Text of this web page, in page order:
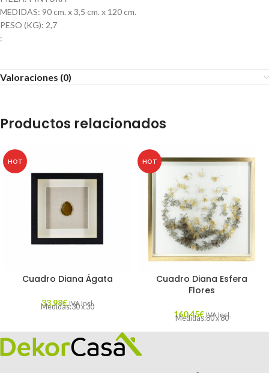
MEDIDAS: 90 cm. x 3,5 cm. x 120 cm.
PESO (KG): 2,7
:
Valoraciones (0)
Productos relacionados
HOT
Cuadro Diana Ágata
33,98€ IVA Incl.
Medidas:30 x 30
HOT
Cuadro Diana Esfera
Flores
160,45€ IVA Incl.
Medidas:80 x 80